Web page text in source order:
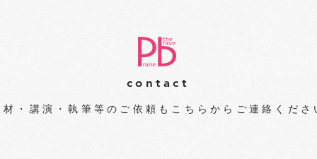
contact
材・講演・執筆等のご依頼もこちらからご連絡く ださ